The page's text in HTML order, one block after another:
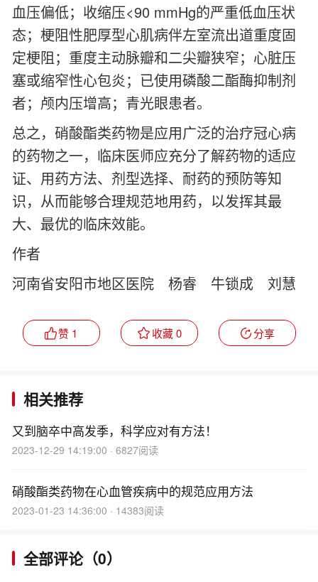
血压偏低；收缩压<90 mmHg的严重低血压状
态；梗阻性肥厚型心肌病伴左室流出道重度固
定梗阻；重度主动脉瓣和二尖瓣狭窄；心脏压
塞或缩窄性心包炎；已使用磷酸二酯酶抑制剂
者；颅内压增高；青光眼患者。
总之，硝酸酯类药物是应用广泛的治疗冠心病
的药物之一，临床医师应充分了解药物的适应
证、用药方法、剂型选择、耐药的预防等知
识，从而能够合理规范地用药，以发挥其最
大、最优的临床效能。
作者
河南省安阳市地区医院 杨睿 牛锁成 刘慧
赞 1 收藏 0 分享
相关推荐
又到脑卒中高发季，科学应对有方法！
2023-12-29 14:19:00 · 6827阅读
硝酸酯类药物在心血管疾病中的规范应用方法
2023-01-23 14:36:00 · 14383阅读
全部评论（0）